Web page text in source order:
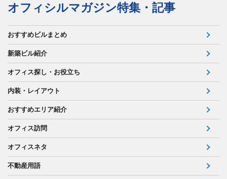
オフィシルマガジン特集・記事
おすすめビルまとめ
新築ビル紹介
オフィス探し・お役立ち
内装・レイアウト
おすすめエリア紹介
オフィス訪問
オフィスネタ
不動産用語